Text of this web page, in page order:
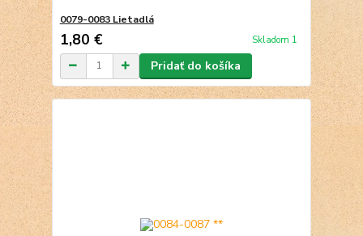
0079-0083 Lietadlá
1,80 € Skladom 1
Pridať do košíka